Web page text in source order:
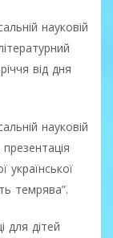
науковій
від дня
науковій
української
темрява”.
для дітей